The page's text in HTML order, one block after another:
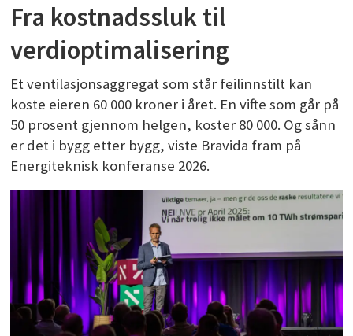
Fra kostnadssluk til
verdioptimalisering
Et ventilasjonsaggregat som står feilinnstilt kan
koste eieren 60 000 kroner i året. En vifte som går på
50 prosent gjennom helgen, koster 80 000. Og sånn
er det i bygg etter bygg, viste Bravida fram på
Energiteknisk konferanse 2026.